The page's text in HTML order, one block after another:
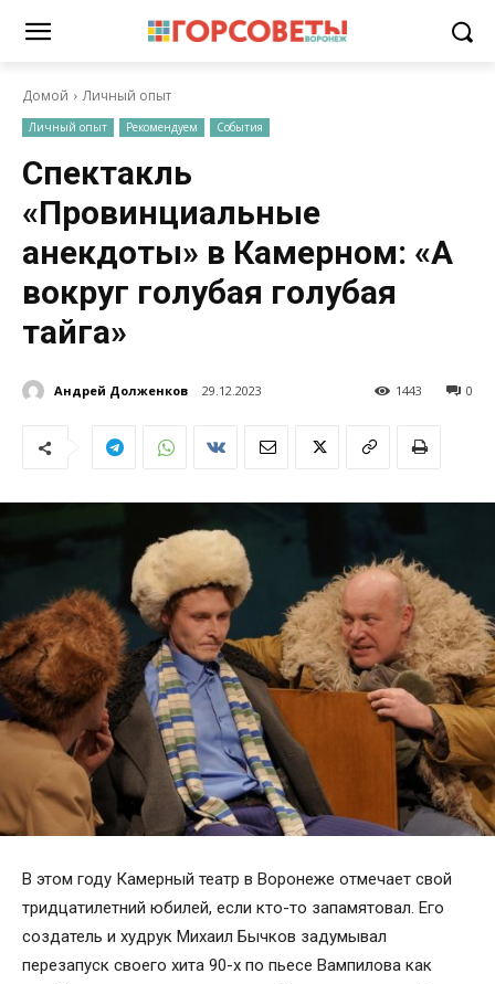
Домой Личный опыт
Личный опыт Рекомендуем События
Спектакль
«Провинциальные
анекдоты» в Камерном: «А
вокруг голубая голубая
тайга»
Андрей Долженков 29.12.2023 0
1443
В этом году Камерный театр в Воронеже отмечает свой
тридцатилетний юбилей, если кто-то запамятовал. Его
создатель и худрук Михаил Бычков задумывал
перезапуск своего хита 90-х по пьесе Вампилова как